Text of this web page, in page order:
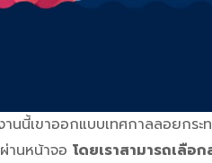
านนี้เขาออกแบบเทศกาลลอยกระ
านหน้าจอ โดยเราสามารถเลือ